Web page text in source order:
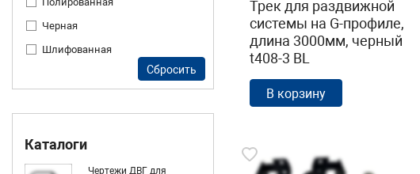
Сбросить
Черная
Шлифованная
Каталоги
Чертежи ДВГ для
Трек для раздвижной
системы на G-профиле,
длина 3000мм, черный
t408-3 BL
В корзину